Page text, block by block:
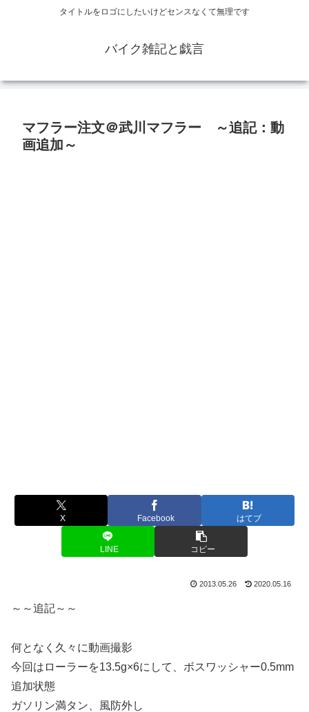
タイトルをロゴにしたいけどセンスなくて無理です
バイク雑記と戯言
マフラー注文＠武川マフラー ～追記：動
画追加～
X Facebook はてブ
LINE コピー
2013.05.26 2020.05.16
～～追記～～
何となく久々に動画撮影
今回はローラーを13.5g×6にして、ボスワッシャー0.5mm
追加状態
ガソリン満タン、風防外し